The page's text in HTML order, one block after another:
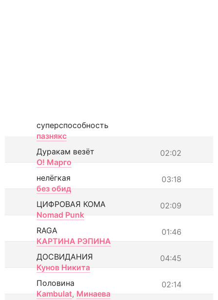
суперспособность
пазнякс
02:02
Дуракам везёт
О! Марго
03:18
нелёгкая
без обид
02:09
ЦИФРОВАЯ КОМА
Nomad Punk
01:46
RAGA
КАРТИНА РЭПИНА
04:45
ДОСВИДАНИЯ
Кунов Никита
02:14
Половина
Kambulat, Минаева